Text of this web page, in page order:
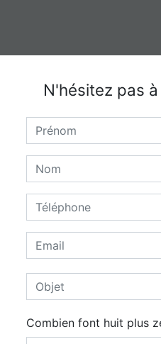
N'hésitez pas
Combien font huit plus